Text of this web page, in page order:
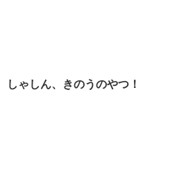
しゃしん、 きのうのやつ！